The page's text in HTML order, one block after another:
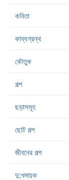
কবিতা
কাব্যগ্রন্থ
কৌতুক
গল্প
ছড়াসমূহ
ছোট গল্প
জীবনের গল্প
দু:খদায়ক